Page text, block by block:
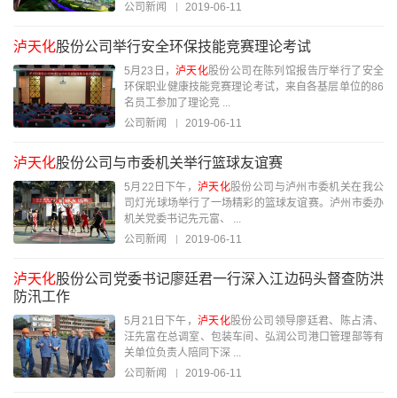
公司新闻
2019-06-11
泸天化股份公司举行安全环保技能竞赛理论考试
5月23日， 泸天化股份公司在陈列馆报告厅举行了安全
环保职业健康技能竞赛理论考试，来自各基层单位的86
名员工参加了理论竞 ...
公司新闻
2019-06-11
泸天化股份公司与市委机关举行篮球友谊赛
5月22日下午， 泸天化股份公司与泸州市委机关在我公
司灯光球场举行了一场精彩的篮球友谊赛。泸州市委办
机关党委书记先元富、 ...
公司新闻
2019-06-11
泸天化股份公司党委书记廖廷君一行深入江边码头督查防洪
防汛工作
5月21日下午， 泸天化股份公司领导廖廷君、陈占清、
汪先富在总调室、包装车间、弘润公司港口管理部等有
关单位负责人陪同下深 ...
公司新闻
2019-06-11